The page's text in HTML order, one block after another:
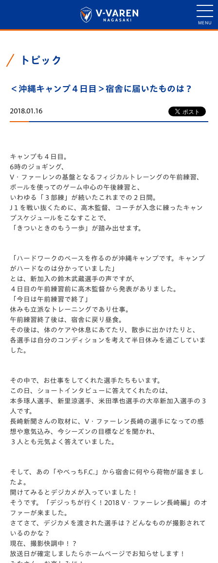
トピック
＜沖縄キャンプ４日目＞宿舎に届いたものは？
2018.01.16
キャンプも４日目。
6時のジョギング、
V・ファーレンの基盤となるフィジカルトレーングの午前練習、
ボールを使ってのゲーム中心の午後練習と、
いわゆる「３部練」が続いたこれまでの２日間。
J１を戦い抜くために、高木監督、コーチが入念に練ったキャン
プスケジュールをこなすことで、
「きついときのもう一歩」が踏み出せます。
「ハードワークのベースを作るのが沖縄キャンプです。キャンプ
がハードなのは分かっていました」
とは、新加入の鈴木武蔵選手の声ですが、
４日目の午前練習前に高木監督から発表がありました。
「今日は午前練習で終了」
休みも立派なトレーニングであり仕事。
午前練習終了後は、宿舎に戻り昼食。
その後は、体のケアや休息にあてたり、散歩に出かけたりと、
各選手は自分のコンディションを考えて半日休みを過ごしていま
した。
その中で、お仕事をしてくれた選手たちもいます。
この日、ショートインタビューに答えてくれたのは、
本多琢人選手、新里涼選手、米田準也選手の大卒新加入選手の３
人です。
長崎新聞さんの取材に、V・ファーレン長崎の選手になっての感
想や意気込み、今シーズンの目標などを聞かれ、
３人とも元気よく答えていました。
そして、あの「やべっちF.C.」から宿舎に何やら荷物が届きまし
たよ。
開けてみるとデジカメが入っていました！
そうです。「デジっちが行く！2018 V・ファーレン長崎編」のオ
ファーが来ました。
さてさて、デジカメを渡された選手は？どんなものが撮影されて
いるのかな？
現在、撮影快調中！？
放送日が確定しましたらホームページでお知らせします！